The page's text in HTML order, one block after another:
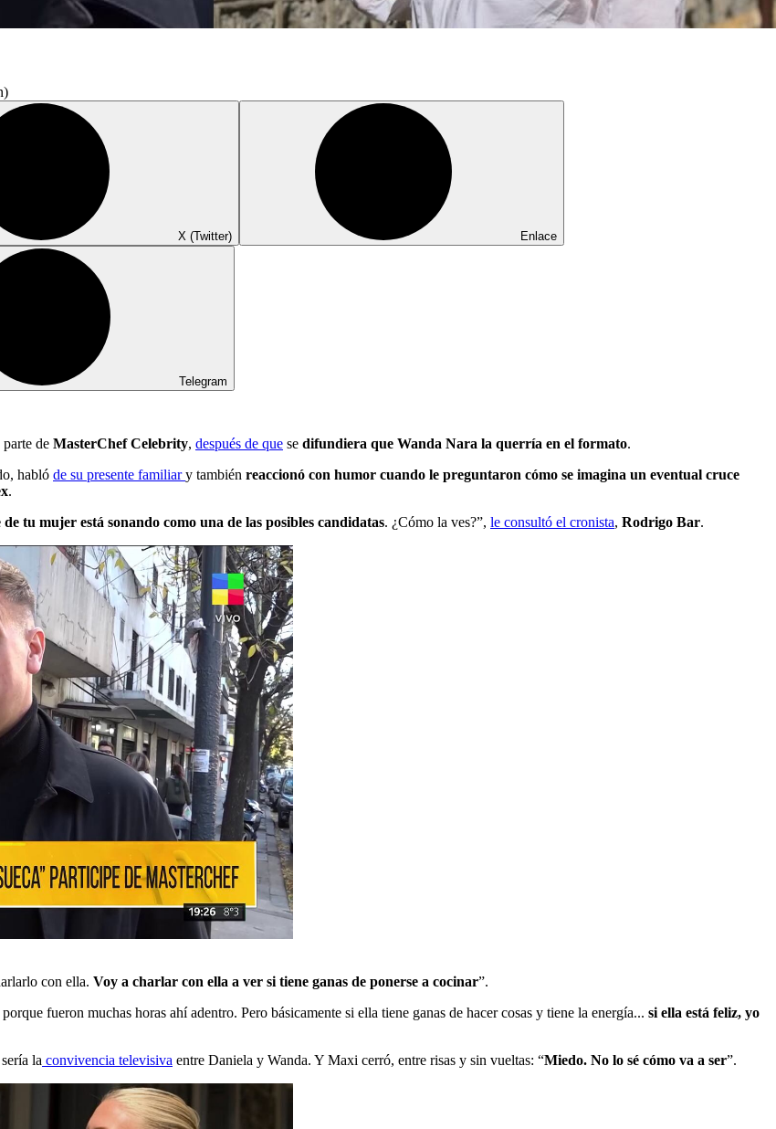
X (Twitter) Enlace
Telegram
de MasterChef Celebrity, después de que se difundiera que Wanda Nara la querría en el formato.
habló de su presente familiary también reaccionó con humor cuando le preguntaron cómo se imagina un eventual cruce
.
tu mujer está sonando como una de las posibles candidatas. ¿Cómo la ves?”, le consultó el cronista, Rodrigo Bar.
con ella. Voy a charlar con ella a ver si tiene ganas de ponerse a cocinar”.
fueron muchas horas ahí adentro. Pero básicamente si ella tiene ganas de hacer cosas y tiene la energía... si ella está feliz, yo
la convivencia televisiva entre Daniela y Wanda. Y Maxi cerró, entre risas y sin vueltas: “Miedo. No lo sé cómo va a ser”.